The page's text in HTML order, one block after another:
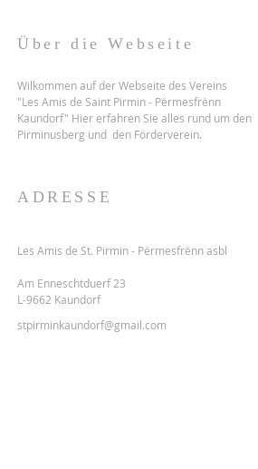
Über die Webseite
Wilkommen auf der Webseite des Vereins
"Les Amis de Saint Pirmin - Përmesfrënn
Kaundorf" Hier erfahren Sie alles rund um den
Pirminusberg und den Förderverein.
ADRESSE
Les Amis de St. Pirmin - Përmesfrënn asbl
Am Enneschtduerf 23
L-9662 Kaundorf
stpirminkaundorf@gmail.com